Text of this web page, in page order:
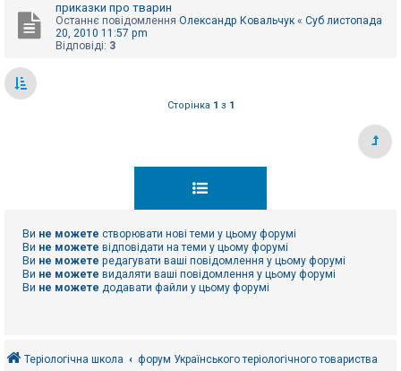
приказки про тварин
Останнє повідомлення Олександр Ковальчук « Суб листопада
20, 2010 11:57 pm
Відповіді: 3
Сторінка 1 з 1
Ви не можете створювати нові теми у цьому форумі
Ви не можете відповідати на теми у цьому форумі
Ви не можете редагувати ваші повідомлення у цьому форумі
Ви не можете видаляти ваші повідомлення у цьому форумі
Ви не можете додавати файли у цьому форумі
Теріологічна школа форум Українського теріологічного товариства